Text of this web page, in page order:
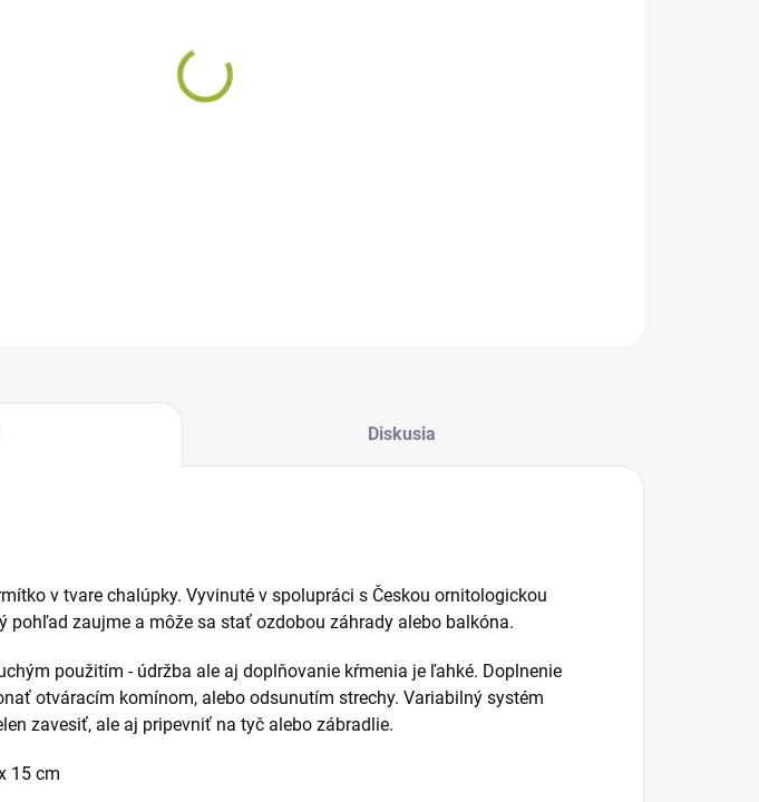
Plastové kŕmidlo pre vtáčiky/ Plastová búdka pre
Diskusia
v tvare chalúpky. Vyvinuté v spolupráci s Českou ornitologickou
pohľad zaujme a môže sa stať ozdobou záhrady alebo balkóna.
použitím - údržba ale aj doplňovanie kŕmenia je ľahké. Doplnenie
otváracím komínom, alebo odsunutím strechy. Variabilný systém
zavesiť, ale aj pripevniť na tyč alebo zábradlie.
15 cm